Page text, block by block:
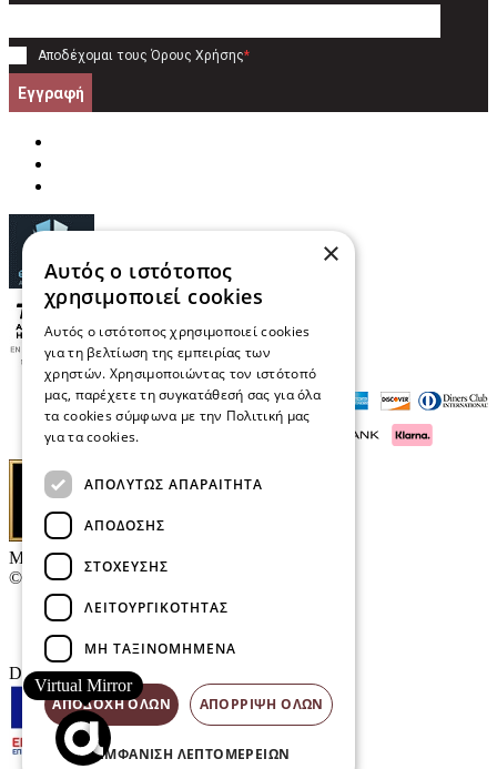
Αποδέχομαι τους Όρους Χρήσης*
Εγγραφή
Μαρκάκης Οπτικά
© 2026
Επικοινωνία
E-Volution Awards
Designed & developed by
Virtual Mirror
×
Αυτός ο ιστότοπος
χρησιμοποιεί cookies
Αυτός ο ιστότοπος χρησιμοποιεί cookies
για τη βελτίωση της εμπειρίας των
χρηστών. Χρησιμοποιώντας τον ιστότοπό
μας, παρέχετε τη συγκατάθεσή σας για όλα
τα cookies σύμφωνα με την Πολιτική μας
για τα cookies.
ΑΠΟΛΎΤΩΣ ΑΠΑΡΑΊΤΗΤΑ
ΑΠΌΔΟΣΗΣ
ΣΤΌΧΕΥΣΗΣ
ΛΕΙΤΟΥΡΓΙΚΌΤΗΤΑΣ
ΜΗ ΤΑΞΙΝΟΜΗΜΈΝΑ
ΑΠΟΔΟΧΉ ΌΛΩΝ ΑΠΌΡΡΙΨΗ ΌΛΩΝ
ΕΜΦΆΝΙΣΗ ΛΕΠΤΟΜΕΡΕΙΏΝ